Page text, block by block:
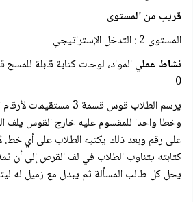
قريب من المستوى
المستوى 2 : التدخل الإستراتيجي
نشاط عملي
0
يرسم الطلاب قوس قسمة 3
وخطا واحدا للمقسوم علیه خارج القوس يلف
على رقم وبعد ذلك يكتبه الطلاب على أي خط.
کتابته يتناوب الطلاب في لف القرص إلى أن
يحل كل طالب المسألة ثم يبدل مع زميل له